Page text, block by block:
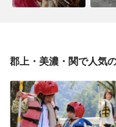
郡上・美濃・関で人気